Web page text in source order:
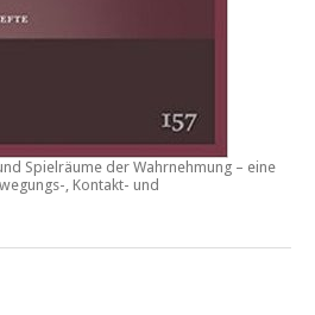
Spielräume der Wahrnehmung – eine
, Kontakt- und